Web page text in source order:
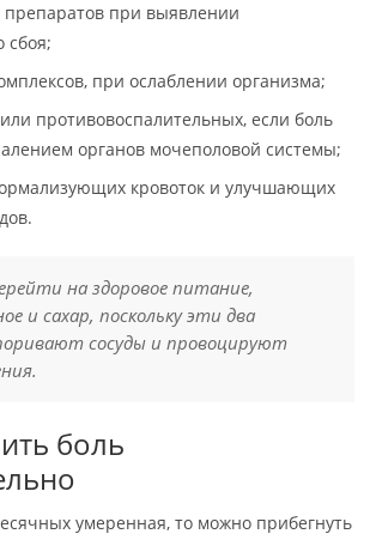
при выявлении
сбоя;
при ослаблении организма;
противовоспалительных, если боль
органов мочеполовой системы;
кровоток и улучшающих
на здоровое питание,
и сахар, поскольку эти два
сосуды и провоцируют
боль
умеренная, то можно прибегнуть